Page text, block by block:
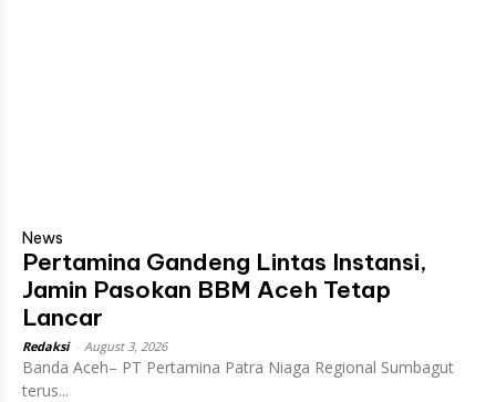
News
Pertamina Gandeng Lintas Instansi,
Jamin Pasokan BBM Aceh Tetap
Lancar
Redaksi August 3, 2026
Banda Aceh– PT Pertamina Patra Niaga Regional Sumbagut
terus...